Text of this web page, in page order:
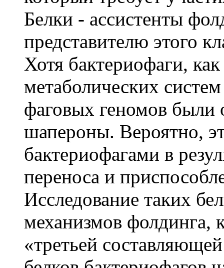
Белки - ассистенты
представителю этого
Хотя бактериофаги,
метаболических
фаговых геномов
шапероны. Вероятно,
бактериофагами в
переноса и
Исследование таких
механизмов фолдинга,
«третьей